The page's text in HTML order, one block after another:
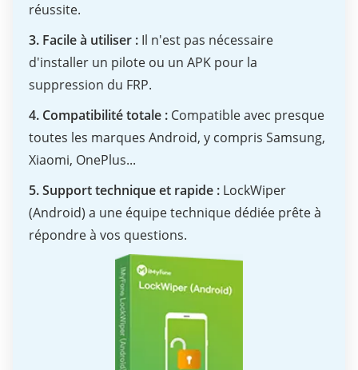
réussite.
3. Facile à utiliser : Il n'est pas nécessaire
d'installer un pilote ou un APK pour la
suppression du FRP.
4. Compatibilité totale : Compatible avec presque
toutes les marques Android, y compris Samsung,
Xiaomi, OnePlus...
5. Support technique et rapide : LockWiper
(Android) a une équipe technique dédiée prête à
répondre à vos questions.